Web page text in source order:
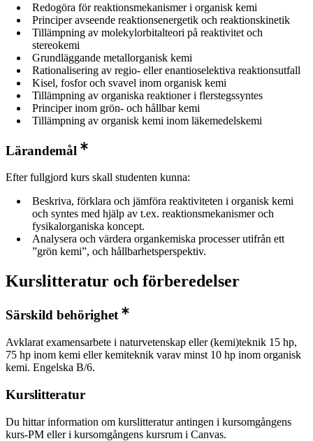
Redogöra för reaktionsmekanismer i organisk kemi
Principer avseende reaktionsenergetik och reaktionskinetik
Tillämpning av molekylorbitalteori på reaktivitet och
stereokemi
Grundläggande metallorganisk kemi
Rationalisering av regio- eller enantioselektiva reaktionsutfall
Kisel, fosfor och svavel inom organisk kemi
Tillämpning av organiska reaktioner i flerstegssyntes
Principer inom grön- och hållbar kemi
Tillämpning av organisk kemi inom läkemedelskemi
Lärandemål
Efter fullgjord kurs skall studenten kunna:
Beskriva, förklara och jämföra reaktiviteten i organisk kemi
och syntes med hjälp av t.ex. reaktionsmekanismer och
fysikalorganiska koncept.
Analysera och värdera organkemiska processer utifrån ett
”grön kemi”, och hållbarhetsperspektiv.
Kurslitteratur och förberedelser
Särskild behörighet
Avklarat examensarbete i naturvetenskap eller (kemi)teknik 15 hp,
75 hp inom kemi eller kemiteknik varav minst 10 hp inom organisk
kemi. Engelska B/6.
Kurslitteratur
Du hittar information om kurslitteratur antingen i kursomgångens
kurs-PM eller i kursomgångens kursrum i Canvas.